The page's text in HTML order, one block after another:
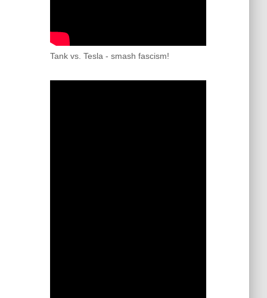
Tank vs. Tesla - smash fascism!